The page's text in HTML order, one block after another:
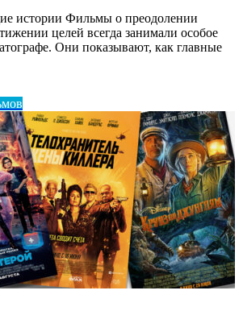
истории Фильмы о преодолении
целей всегда занимали особое
Они показывают, как главные